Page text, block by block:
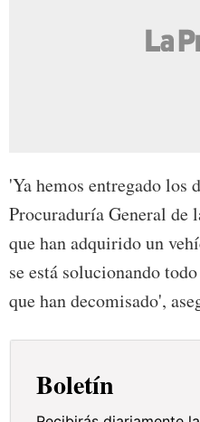
'Ya hemos entregado los
Procuraduría General de
que han adquirido un
se está solucionando
que han decomisado',
Boletín